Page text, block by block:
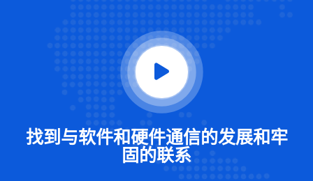
找到与软件和硬件通信的发展和牢
固的联系